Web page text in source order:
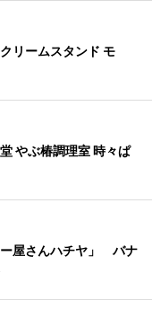
リームスタンド モ
やぶ椿調理室 時々ぱ
屋さんハチヤ」 バナ